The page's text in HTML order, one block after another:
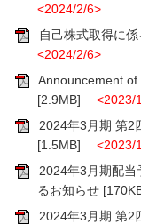
<2024/2/6>
自己株式取得に
<2024/2/6>
Announcement of
[2.9MB] <2023/
2024年3月期 第2
[1.5MB] <2023/
2024年3月期配当
るお知らせ
2024年3月期 第2